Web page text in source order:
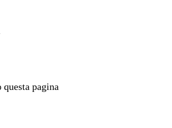
pagina